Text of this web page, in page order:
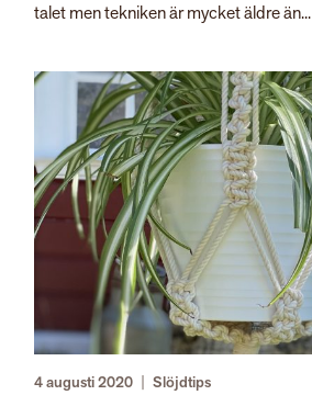
talet men tekniken är mycket äldre än...
4 augusti 2020 | Slöjdtips